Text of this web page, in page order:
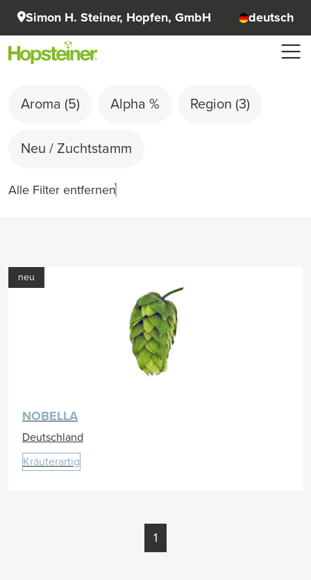
Simon H. Steiner, Hopfen, GmbH deutsch
Aroma (5) Alpha % Region (3)
Neu / Zuchtstamm
Alle Filter entfernen
neu
NOBELLA
Deutschland
Kräuterartig
1